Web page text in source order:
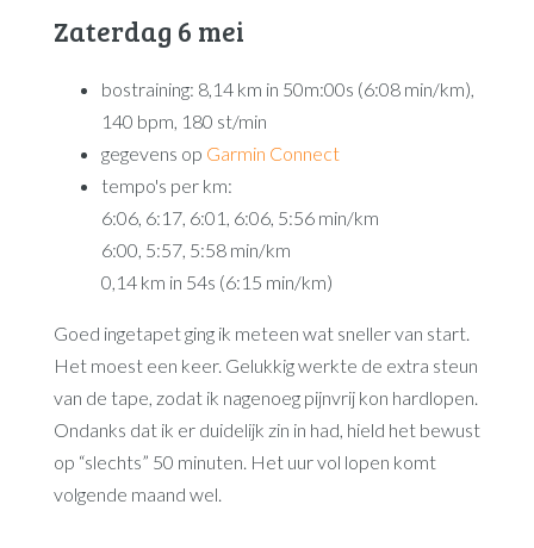
Zaterdag 6 mei
bostraining: 8,14 km in 50m:00s (6:08 min/km),
140 bpm, 180 st/min
gegevens op Garmin Connect
tempo's per km:
6:06, 6:17, 6:01, 6:06, 5:56 min/km
6:00, 5:57, 5:58 min/km
0,14 km in 54s (6:15 min/km)
Goed ingetapet ging ik meteen wat sneller van start.
Het moest een keer. Gelukkig werkte de extra steun
van de tape, zodat ik nagenoeg pijnvrij kon hardlopen.
Ondanks dat ik er duidelijk zin in had, hield het bewust
op “slechts” 50 minuten. Het uur vol lopen komt
volgende maand wel.